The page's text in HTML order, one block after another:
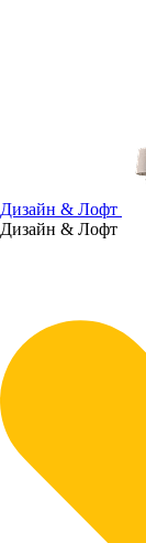
Дизайн & Лофт
Дизайн & Лофт